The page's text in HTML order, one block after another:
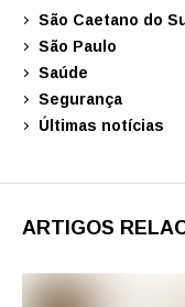
São Caetano do
São Paulo
Saúde
Segurança
Últimas notícias
ARTIGOS